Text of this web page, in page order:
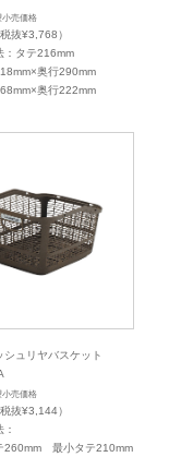
小売価格
抜¥3,768）
：タテ216mm
奥行290mm
奥行222mm
シュリヤバスケット
小売価格
抜¥3,144）
260mm 最小タテ210mm